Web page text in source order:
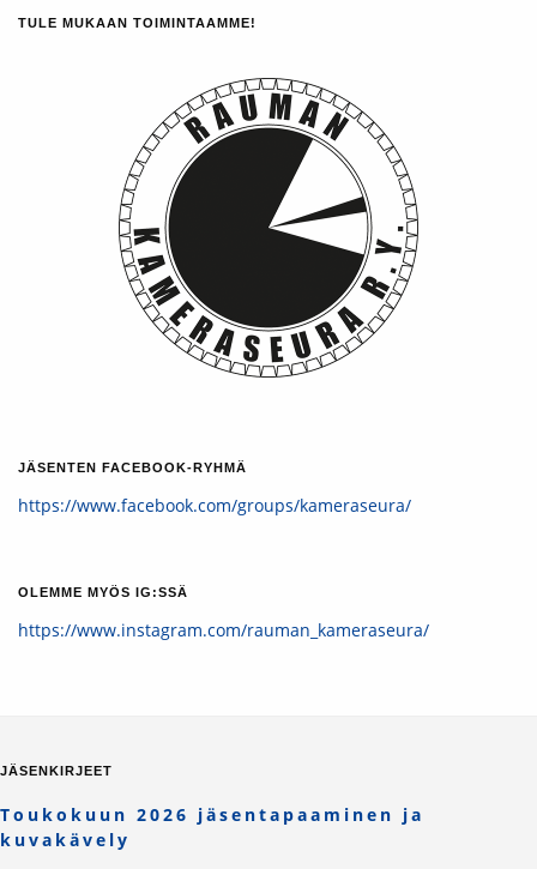
TULE MUKAAN TOIMINTAAMME!
JÄSENTEN FACEBOOK-RYHMÄ
https://www.facebook.com/groups/kameraseura/
OLEMME MYÖS IG:SSÄ
https://www.instagram.com/rauman_kameraseura/
JÄSENKIRJEET
Toukokuun 2026 jäsentapaaminen ja
kuvakävely